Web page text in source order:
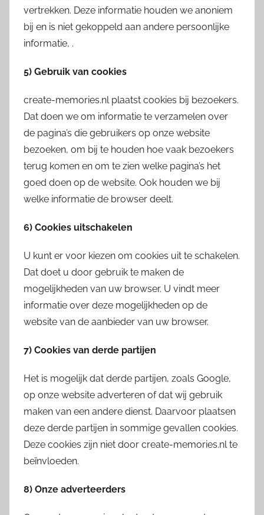
vertrekken. Deze informatie houden we anoniem
bij en is niet gekoppeld aan andere persoonlijke
informatie, .
5) Gebruik van cookies
create-memories.nl plaatst cookies bij bezoekers.
Dat doen we om informatie te verzamelen over
de pagina’s die gebruikers op onze website
bezoeken, om bij te houden hoe vaak bezoekers
terug komen en om te zien welke pagina’s het
goed doen op de website. Ook houden we bij
welke informatie de browser deelt.
6) Cookies uitschakelen
U kunt er voor kiezen om cookies uit te schakelen.
Dat doet u door gebruik te maken de
mogelijkheden van uw browser. U vindt meer
informatie over deze mogelijkheden op de
website van de aanbieder van uw browser.
7) Cookies van derde partijen
Het is mogelijk dat derde partijen, zoals Google,
op onze website adverteren of dat wij gebruik
maken van een andere dienst. Daarvoor plaatsen
deze derde partijen in sommige gevallen cookies.
Deze cookies zijn niet door create-memories.nl te
beïnvloeden.
8) Onze adverteerders